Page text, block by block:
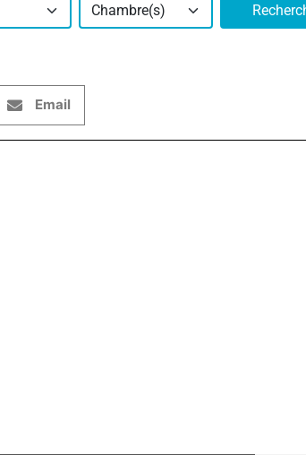
Chambre(s)
Email